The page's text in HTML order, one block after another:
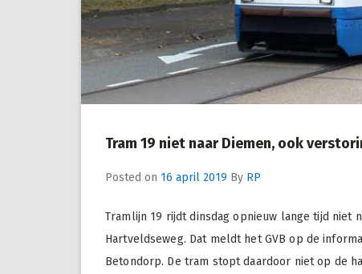
Tram 19 niet naar Diemen, ook
Posted on 16 april 2019 By RP
Tramlijn 19 rijdt dinsdag opnieuw lange tijd niet
Hartveldseweg. Dat meldt het GVB op de
Betondorp. De tram stopt daardoor niet op de